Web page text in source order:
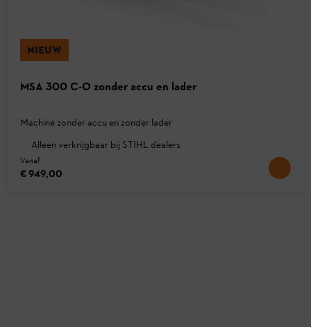
NIEUW
MSA 300 C-O zonder accu en lader
Machine zonder accu en zonder lader
Alleen verkrijgbaar bij STIHL dealers
Vanaf
€ 949,00